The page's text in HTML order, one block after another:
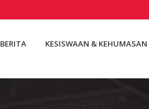
BERITA KESISWAAN & KEHUMASAN